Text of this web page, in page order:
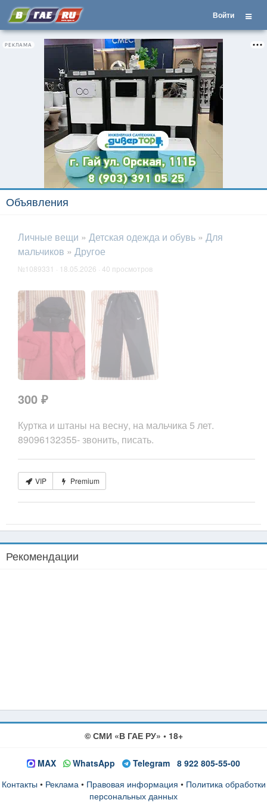
Войти
РЕКЛАМА
Объявления
Личные вещи » Детская одежда и обувь » Для
мальчиков » Другое
№1089331 · 18.05.2026 · 40 просмотров
300 ₽
Куртка и штаны на весну, на мальчика 5 лет.
89096132355- звонить, писать.
VIP Premium
Рекомендации
© СМИ «В ГАЕ РУ» • 18+
MAX WhatsApp Telegram 8 922 805-55-00
Контакты • Реклама• Правовая информация • Политика обработки
персональных данных